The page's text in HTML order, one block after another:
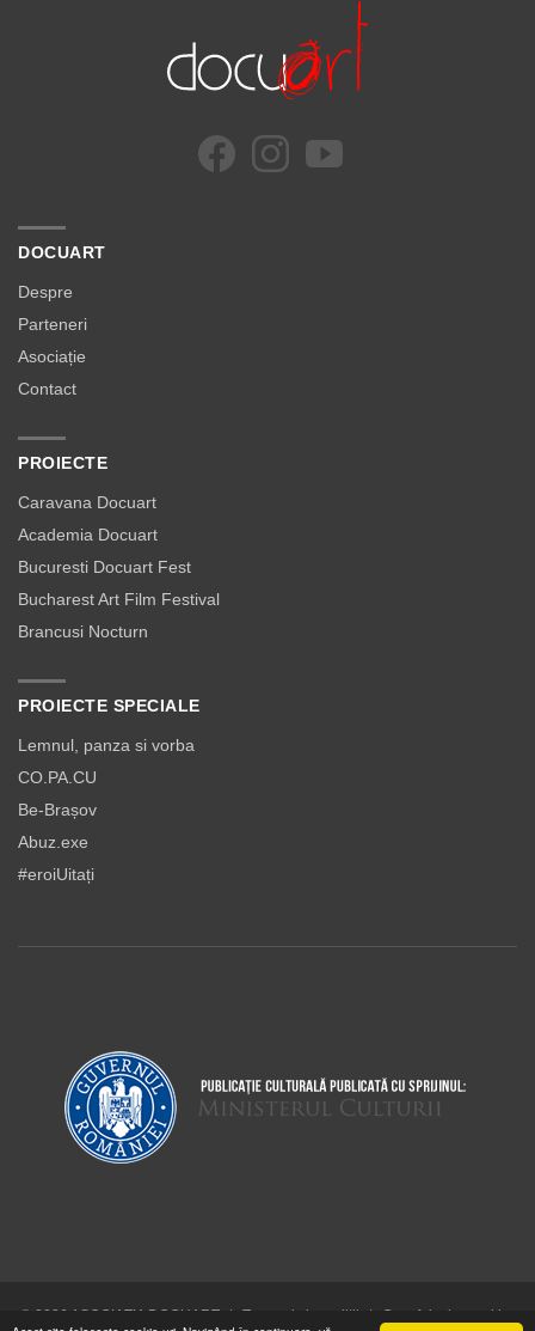
DOCUART
Despre
Parteneri
Asociație
Contact
PROIECTE
Caravana Docuart
Academia Docuart
Bucuresti Docuart Fest
Bucharest Art Film Festival
Brancusi Nocturn
PROIECTE SPECIALE
Lemnul, panza si vorba
CO.PA.CU
Be-Brașov
Abuz.exe
#eroiUitați
© 2026 ASOCIAŢIA DOCUART | Termeni şi condiţii |
Cum folosim cookie-